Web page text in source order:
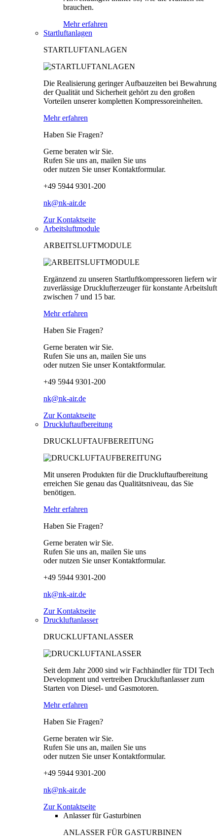
brauchen.
Mehr erfahren
Startluftanlagen
STARTLUFTANLAGEN
Die Realisierung geringer Aufbauzeiten bei Bewahrung
der Qualität und Sicherheit gehört zu den großen
Vorteilen unserer kompletten Kompressoreinheiten.
Mehr erfahren
Haben Sie Fragen?
Gerne beraten wir Sie.
Rufen Sie uns an, mailen Sie uns
oder nutzen Sie unser Kontaktformular.
+49 5944 9301-200
nk@nk-air.de
Zur Kontaktseite
Arbeitsluftmodule
ARBEITSLUFTMODULE
Ergänzend zu unseren Startluftkompressoren liefern wir
zuverlässige Drucklufterzeuger für konstante Arbeitsluft
zwischen 7 und 15 bar.
Mehr erfahren
Haben Sie Fragen?
Gerne beraten wir Sie.
Rufen Sie uns an, mailen Sie uns
oder nutzen Sie unser Kontaktformular.
+49 5944 9301-200
nk@nk-air.de
Zur Kontaktseite
Druckluftaufbereitung
DRUCKLUFTAUFBEREITUNG
Mit unseren Produkten für die Druckluftaufbereitung
erreichen Sie genau das Qualitätsniveau, das Sie
benötigen.
Mehr erfahren
Haben Sie Fragen?
Gerne beraten wir Sie.
Rufen Sie uns an, mailen Sie uns
oder nutzen Sie unser Kontaktformular.
+49 5944 9301-200
nk@nk-air.de
Zur Kontaktseite
Druckluftanlasser
DRUCKLUFTANLASSER
Seit dem Jahr 2000 sind wir Fachhändler für TDI Tech
Development und vertreiben Druckluftanlasser zum
Starten von Diesel- und Gasmotoren.
Mehr erfahren
Haben Sie Fragen?
Gerne beraten wir Sie.
Rufen Sie uns an, mailen Sie uns
oder nutzen Sie unser Kontaktformular.
+49 5944 9301-200
nk@nk-air.de
Zur Kontaktseite
Anlasser für Gasturbinen
ANLASSER FÜR GASTURBINEN